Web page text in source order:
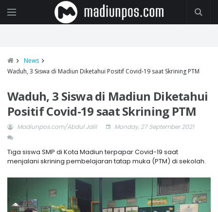
News
Waduh, 3 Siswa di Madiun Diketahui Positif Covid-19 saat Skrining PTM
Waduh, 3 Siswa di Madiun Diketahui
Positif Covid-19 saat Skrining PTM
Madiunpos.com/Abdul Jalil Monday, 27 September 2021
Tiga siswa SMP di Kota Madiun terpapar Covid-19 saat
menjalani skrining pembelajaran tatap muka (PTM) di sekolah.